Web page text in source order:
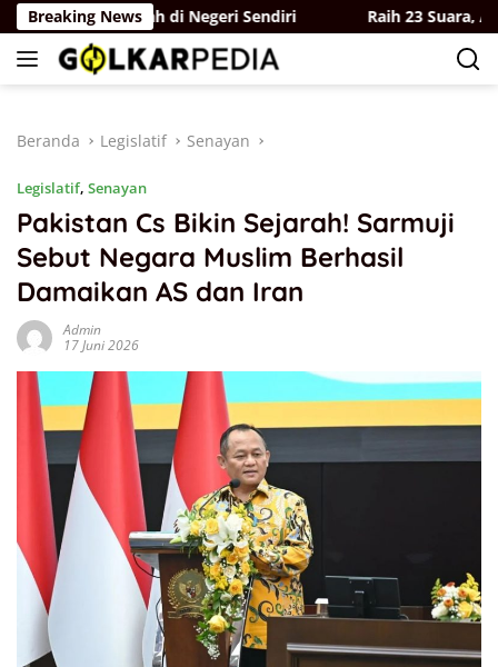
Langsung
ke
konten
Breaking News
Rumah di Negeri Sendiri Raih 23 Suara, Ahmad
Beranda Legislatif Senayan
Legislatif, Senayan
Pakistan Cs Bikin Sejarah! Sarmuji
Sebut Negara Muslim Berhasil
Damaikan AS dan Iran
Admin
17 Juni 2026